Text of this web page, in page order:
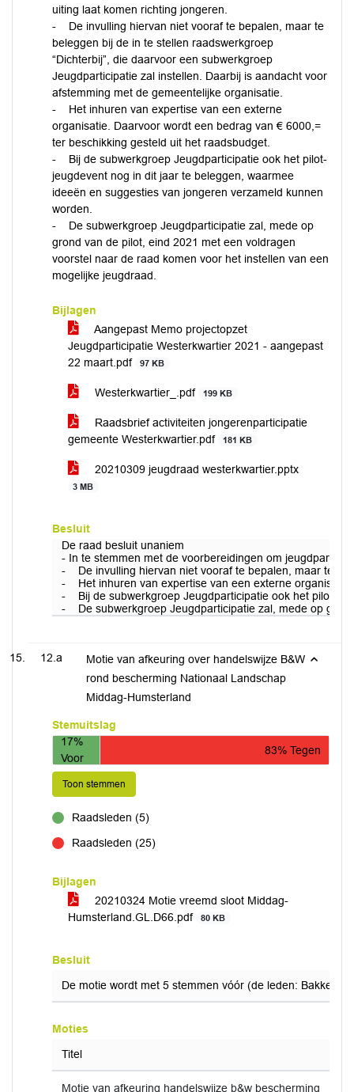
uiting laat komen richting jongeren.
- De invulling hiervan niet vooraf te bepalen, maar te
beleggen bij de in te stellen raadswerkgroep
“Dichterbij”, die daarvoor een subwerkgroep
Jeugdparticipatie zal instellen. Daarbij is aandacht voor
afstemming met de gemeentelijke organisatie.
- Het inhuren van expertise van een externe
organisatie. Daarvoor wordt een bedrag van € 6000,=
ter beschikking gesteld uit het raadsbudget.
- Bij de subwerkgroep Jeugdparticipatie ook het pilot-
jeugdevent nog in dit jaar te beleggen, waarmee
ideeën en suggesties van jongeren verzameld kunnen
worden.
- De subwerkgroep Jeugdparticipatie zal, mede op
grond van de pilot, eind 2021 met een voldragen
voorstel naar de raad komen voor het instellen van een
mogelijke jeugdraad.
Bijlagen
Aangepast Memo projectopzet
Jeugdparticipatie Westerkwartier 2021 - aangepast
22 maart.pdf
97 KB
Westerkwartier_.pdf 199 KB
Raadsbrief activiteiten jongerenparticipatie
gemeente Westerkwartier.pdf
181 KB
20210309 jeugdraad westerkwartier.pptx
3 MB
Besluit
De raad besluit unaniem
- In te stemmen met de voorbereidingen om
- De invulling hiervan niet vooraf te bepalen, maar te
- Het inhuren van expertise van een externe
- Bij de subwerkgroep Jeugdparticipatie ook het pilot-
- De subwerkgroep Jeugdparticipatie zal, mede op
12.a
Motie van afkeuring over handelswijze B&W
rond bescherming Nationaal Landschap
Middag-Humsterland
Stemuitslag
17%
Voor
83% Tegen
Toon stemmen
Raadsleden (5)
Raadsleden (25)
Bijlagen
20210324 Motie vreemd sloot Middag-
Humsterland.GL.D66.pdf
80 KB
Besluit
De motie wordt met 5 stemmen vóór (de leden: Bakker,
Moties
Titel
Motie van afkeuring handelswijze b&w bescherming